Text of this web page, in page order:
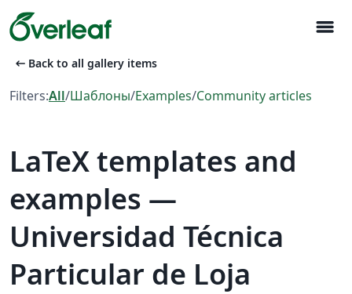
menu
arrow_left_alt Back to all gallery items
Filters:All/Шаблоны/Examples/Community articles
LaTeX templates and
examples —
Universidad Técnica
Particular de Loja